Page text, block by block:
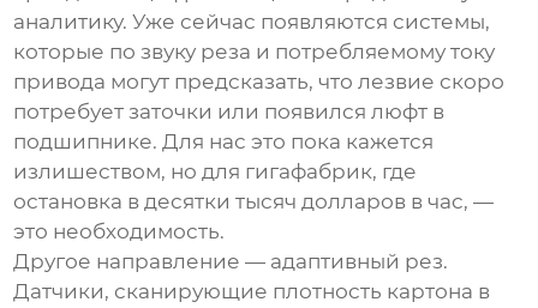
аналитику. Уже сейчас появляются системы,
которые по звуку реза и потребляемому току
привода могут предсказать, что лезвие скоро
потребует заточки или появился люфт в
подшипнике. Для нас это пока кажется
излишеством, но для гигафабрик, где
остановка в десятки тысяч долларов в час, —
это необходимость.
Другое направление — адаптивный рез.
Датчики, сканирующие плотность картона в